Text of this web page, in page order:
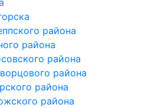
района
района
района
района
района
района